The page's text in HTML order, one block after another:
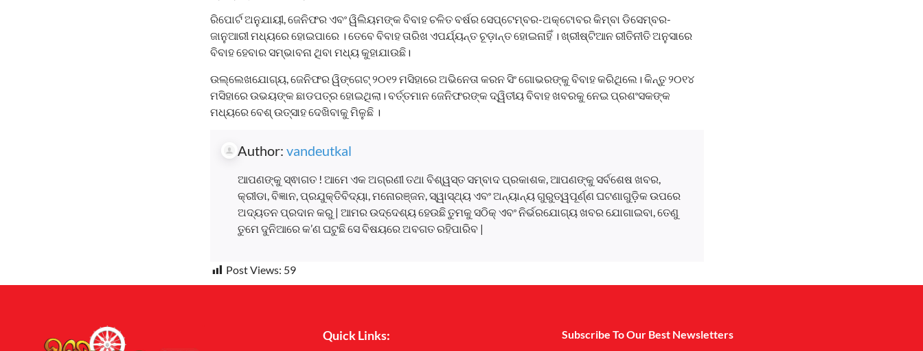
ରିପୋର୍ଟ ଅନୁଯାୟୀ, ଜେନିଫର ଏବଂ ୱିଲିୟମଙ୍କ ବିବାହ ଚଳିତ ବର୍ଷର ସେପ୍ଟେମ୍ବର-ଅକ୍ଟୋବର କିମ୍ବା ଡିସେମ୍ବର-
ଜାନୁଆରୀ ମଧ୍ୟରେ ହୋଇପାରେ । ତେବେ ବିବାହ ତାରିଖ ଏପର୍ଯ୍ୟନ୍ତ ଚୂଡ଼ାନ୍ତ ହୋଇନାହିଁ । ଖ୍ରୀଷ୍ଟିଆନ ରୀତିନୀତି ଅନୁସାରେ
ବିବାହ ହେବାର ସମ୍ଭାବନା ଥିବା ମଧ୍ୟ କୁହାଯାଉଛି।
ଉଲ୍ଲେଖଯୋଗ୍ୟ, ଜେନିଫର ୱିଙ୍ଗେଟ୍ ୨୦୧୨ ମସିହାରେ ଅଭିନେତା କରନ ସିଂ ଗୋଭରଙ୍କୁ ବିବାହ କରିଥିଲେ। କିନ୍ତୁ ୨୦୧୪
ମସିହାରେ ଉଭୟଙ୍କ ଛାଡପତ୍ର ହୋଇଥିଲା। ବର୍ତ୍ତମାନ ଜେନିଫରଙ୍କ ଦ୍ୱିତୀୟ ବିବାହ ଖବରକୁ ନେଇ ପ୍ରଶଂସକଙ୍କ
ମଧ୍ୟରେ ବେଶ୍ ଉତ୍ସାହ ଦେଖିବାକୁ ମିଳୁଛି ।
Author: vandeutkal
ଆପଣଙ୍କୁ ସ୍ଵାଗତ ! ଆମେ ଏକ ଅଗ୍ରଣୀ ତଥା ବିଶ୍ୱସ୍ତ ସମ୍ବାଦ ପ୍ରକାଶକ, ଆପଣଙ୍କୁ ସର୍ବଶେଷ ଖବର,
କ୍ରୀଡା, ବିଜ୍ଞାନ, ପ୍ରଯୁକ୍ତିବିଦ୍ୟା, ମନୋରଞ୍ଜନ, ସ୍ୱାସ୍ଥ୍ୟ ଏବଂ ଅନ୍ୟାନ୍ୟ ଗୁରୁତ୍ୱପୂର୍ଣ୍ଣ ଘଟଣାଗୁଡ଼ିକ ଉପରେ
ଅଦ୍ୟତନ ପ୍ରଦାନ କରୁ | ଆମର ଉଦ୍ଦେଶ୍ୟ ହେଉଛି ତୁମକୁ ସଠିକ୍ ଏବଂ ନିର୍ଭରଯୋଗ୍ୟ ଖବର ଯୋଗାଇବା, ତେଣୁ
ତୁମେ ଦୁନିଆରେ କ’ଣ ଘଟୁଛି ସେ ବିଷୟରେ ଅବଗତ ରହିପାରିବ |
Post Views: 59
Quick Links: Subscribe To Our Best Newsletters